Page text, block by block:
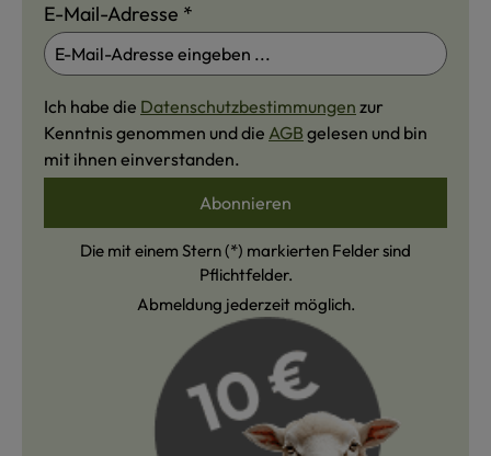
E-Mail-Adresse *
Ich habe die Datenschutzbestimmungen zur
Kenntnis genommen und die AGB gelesen und bin
mit ihnen einverstanden.
Abonnieren
Die mit einem Stern (*) markierten Felder sind
Pflichtfelder.
Abmeldung jederzeit möglich.